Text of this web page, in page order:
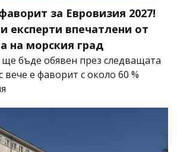
за Евровизия 2027!
експерти впечатлени от
на морския град
бъде обявен през следващата
вече е фаворит с около 60 %